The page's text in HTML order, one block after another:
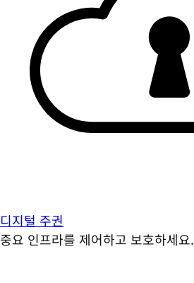
디지털 주권
중요 인프라를 제어하고 보호하세요.